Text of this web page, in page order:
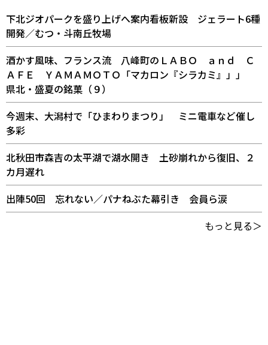
下北ジオパークを盛り上げへ案内看板新設 ジェラート6種
開発／むつ・斗南丘牧場
酒かす風味、フランス流 八峰町のＬＡＢＯ ａｎｄ Ｃ
ＡＦＥ ＹＡＭＡＭＯＴＯ「マカロン『シラカミ』」」
県北・盛夏の銘菓（９）
今週末、大潟村で「ひまわりまつり」 ミニ電車など催し
多彩
北秋田市森吉の太平湖で湖水開き 土砂崩れから復旧、２
カ月遅れ
出陣50回 忘れない／パナねぶた幕引き 会員ら涙
もっと見る＞